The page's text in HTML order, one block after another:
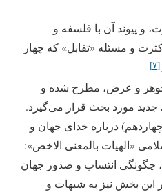
و پیوند آن با فلسفه و
و مسئله «تقابل» که چهار
[۷]
جوهر و عرض، مطرح شده و
مورد بحث قرار می‌گیرد.
درباره خدای جهان و
«الهیات بالمعنی الاخص»:
چگونگی انتساب و صدور جهان
این بخش نیز به شبهات و